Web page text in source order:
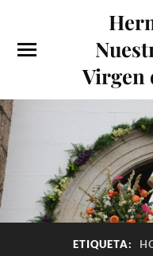
Virgen
ETIQUETA: